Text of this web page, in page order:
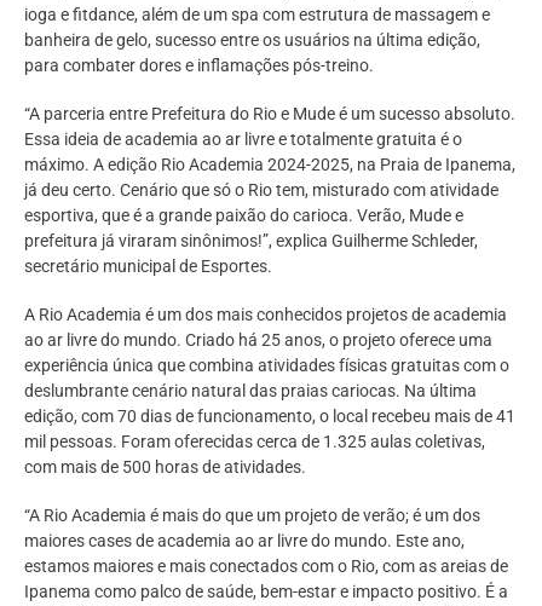
ioga e fitdance, além de um spa com estrutura de massagem e
banheira de gelo, sucesso entre os usuários na última edição,
para combater dores e inflamações pós-treino.
“A parceria entre Prefeitura do Rio e Mude é um sucesso absoluto.
Essa ideia de academia ao ar livre e totalmente gratuita é o
máximo. A edição Rio Academia 2024-2025, na Praia de Ipanema,
já deu certo. Cenário que só o Rio tem, misturado com atividade
esportiva, que é a grande paixão do carioca. Verão, Mude e
prefeitura já viraram sinônimos!”, explica Guilherme Schleder,
secretário municipal de Esportes.
A Rio Academia é um dos mais conhecidos projetos de academia
ao ar livre do mundo. Criado há 25 anos, o projeto oferece uma
experiência única que combina atividades físicas gratuitas com o
deslumbrante cenário natural das praias cariocas. Na última
edição, com 70 dias de funcionamento, o local recebeu mais de 41
mil pessoas. Foram oferecidas cerca de 1.325 aulas coletivas,
com mais de 500 horas de atividades.
“A Rio Academia é mais do que um projeto de verão; é um dos
maiores cases de academia ao ar livre do mundo. Este ano,
estamos maiores e mais conectados com o Rio, com as areias de
Ipanema como palco de saúde, bem-estar e impacto positivo. É a